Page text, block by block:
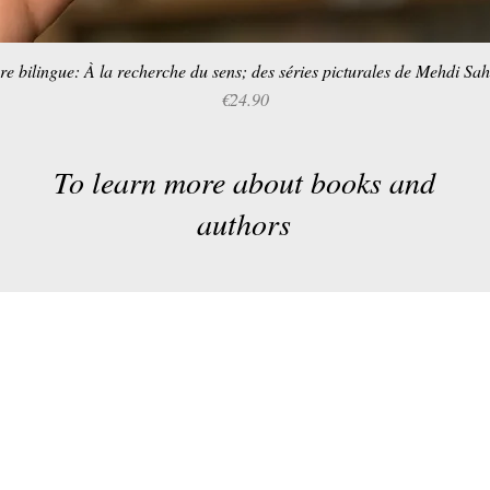
Quick View
bilingue: À la recherche du sens; des séries picturales de Mehdi
Price
€24.90
To learn more about books and
authors